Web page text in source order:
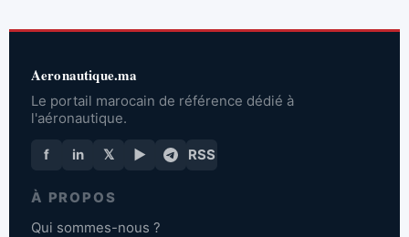
Aeronautique.ma
Le portail marocain de référence dédié à
l'aéronautique.
f in 𝕏 ▶ RSS
À PROPOS
Qui sommes-nous ?